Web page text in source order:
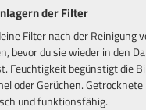
der Filter
Filter nach der Reinigung
bevor du sie wieder in den
Feuchtigkeit begünstigt die
oder Gerüchen.
und funktionsfähig.